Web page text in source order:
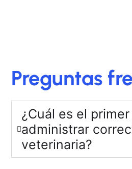
Preguntas
¿Cuál es el
administrar
veterinaria?